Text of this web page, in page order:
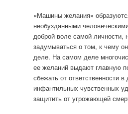
«Машины желания»
необузданными
доброй воле самой
задумываться о том, к чему
деле. На самом деле
ее желаний выдают главную
сбежать от ответственности
инфантильных чувственных
защитить от угрожающей